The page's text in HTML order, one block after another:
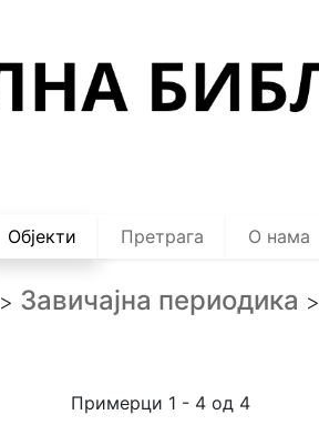
Објекти Претрага О нама
> Завичајна периодика >
Примерци 1 - 4 од 4